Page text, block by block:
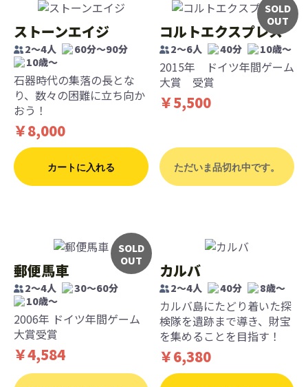
ストーンエイジ
2～4人
60分～90分
10歳〜
石器時代の集落の長とな
り、数々の困難に立ち向か
おう！
￥8,000
カートに入れる
SOLD
OUT
コルトエクスプレス
2〜6人 40分 10歳〜
2015年 ドイツ年間ゲーム
大賞 受賞
￥5,500
ただいま品切れ中です。
SOLD
OUT
郵便馬車
2～4人
30～60分
10歳〜
2006年 ドイツ年間ゲーム
大賞受賞
￥4,584
カルバ
2〜4人 40分 8歳〜
カルバ島にたどり着いた探
検隊を遺跡まで導き、財宝
を集めることを目指す！
￥6,380